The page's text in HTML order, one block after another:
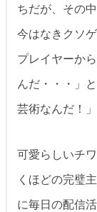
ちだが、その
今はなきクソ
プレイヤーか
んだ・・・」
芸術なんだ！
可愛らしいチ
くほどの完璧
に毎日の配信